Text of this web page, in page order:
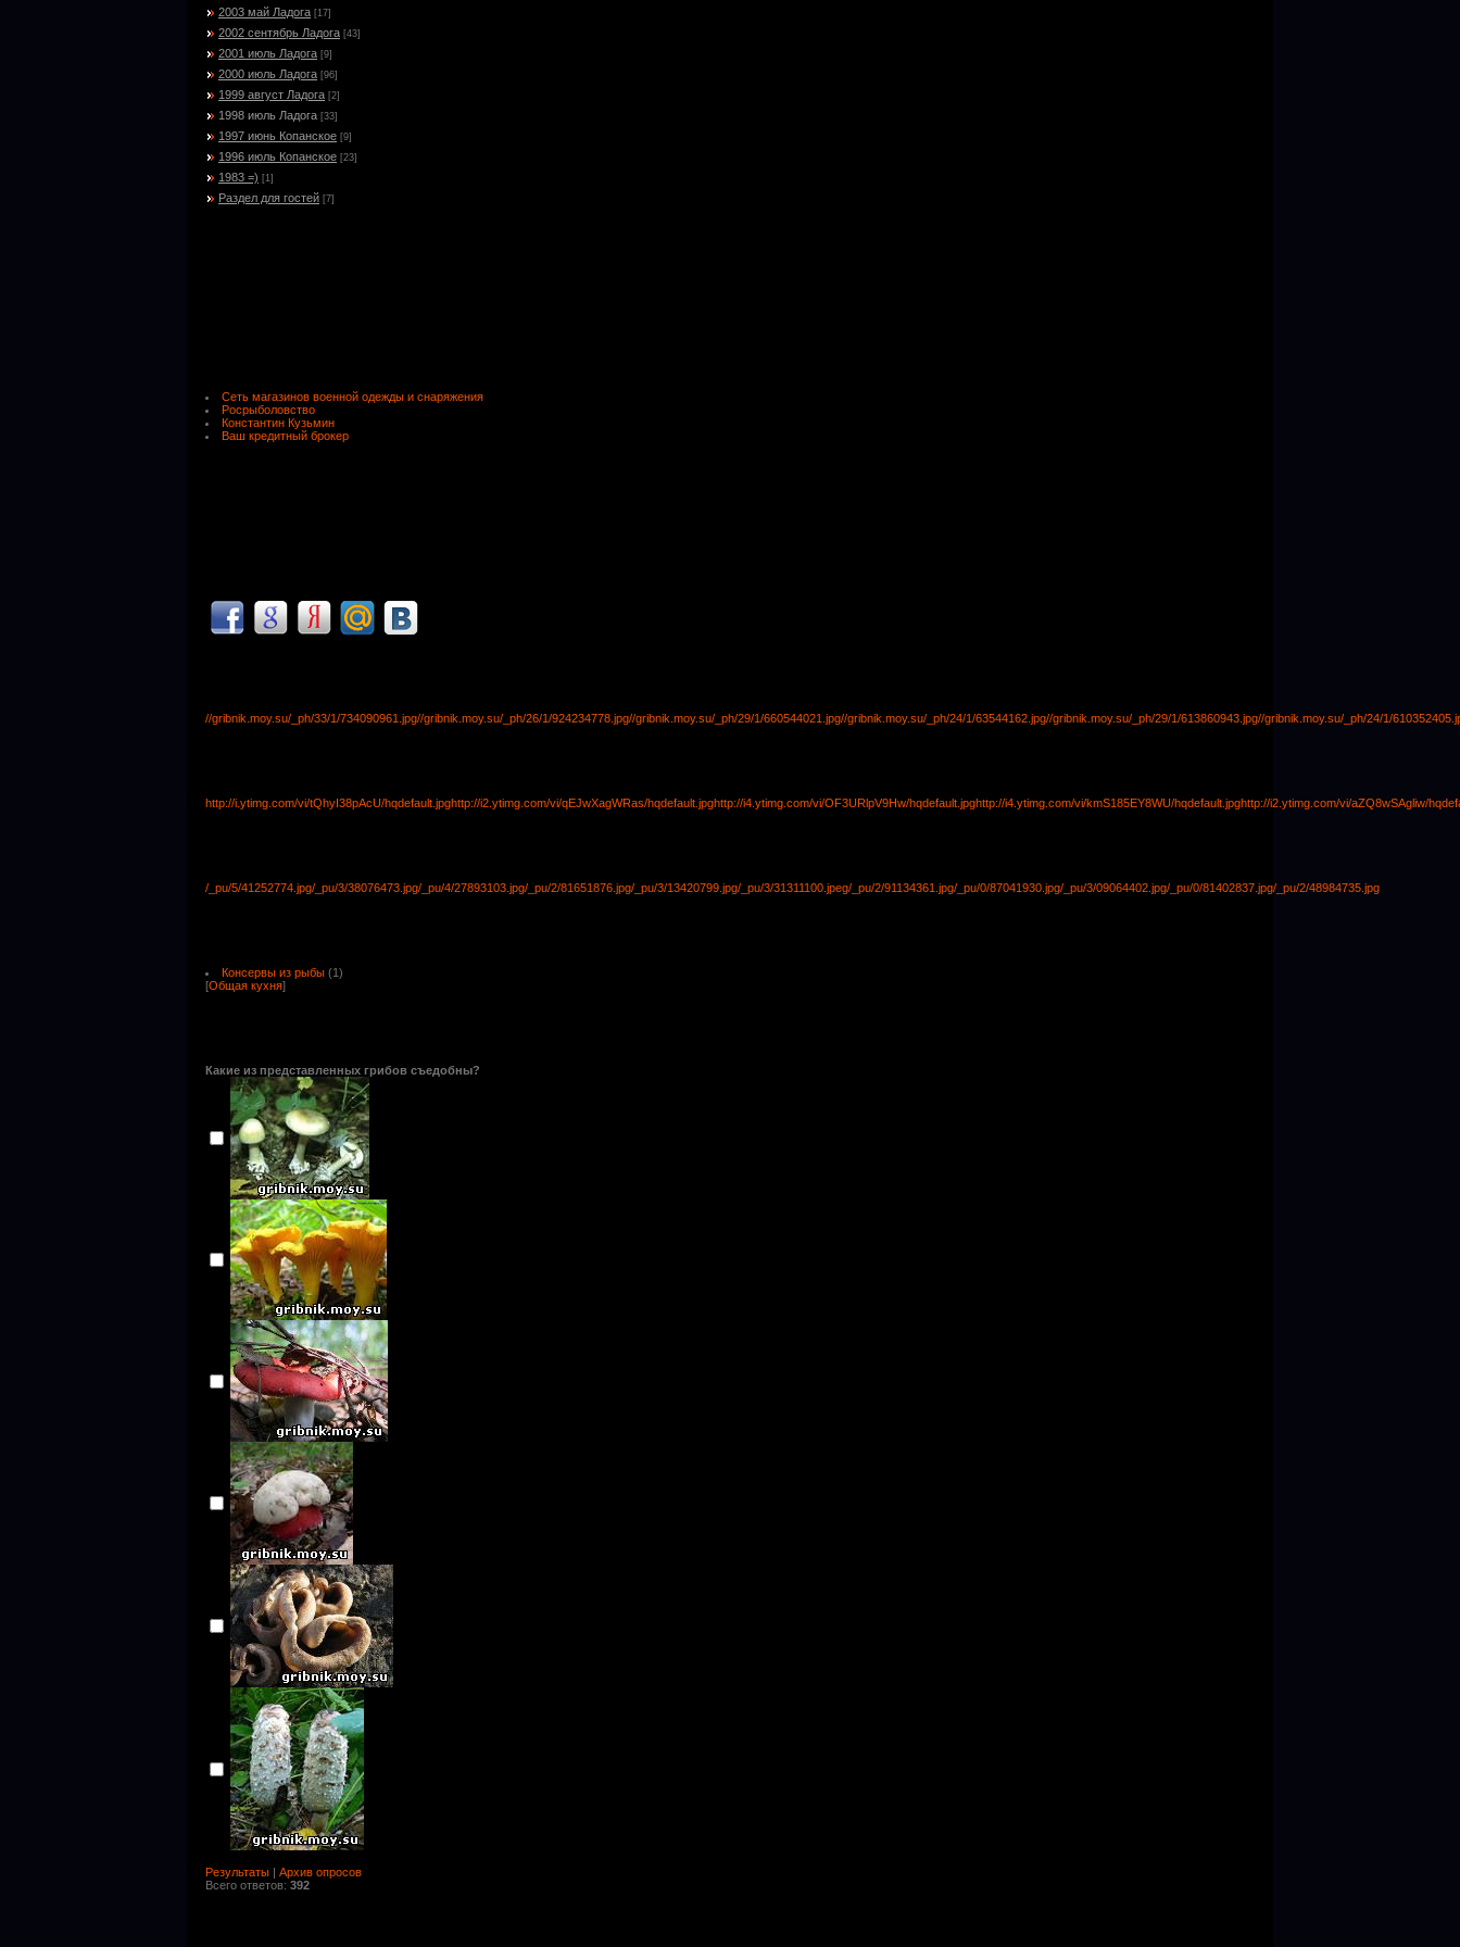
2003 май Ладога [17]
2002 сентябрь Ладога [43]
2001 июль Ладога [9]
2000 июль Ладога [96]
1999 август Ладога [2]
1998 июль Ладога [33]
1997 июнь Копанское [9]
1996 июль Копанское [23]
1983 =) [1]
Раздел для гостей [7]
Сеть магазинов военной одежды и снаряжения
Росрыболовство
Константин Кузьмин
Ваш кредитный брокер
//gribnik.moy.su/_ph/33/1/734090961.jpg//gribnik.moy.su/_ph/26/1/924234778.jpg//gribnik.moy.su/_ph/29/1/660544021.jpg//gribnik.moy.su/_ph/24/1/63544162.jpg//gribnik.moy.su/_ph/29/1/613860943.jpg//gribnik.moy.su/_ph/24/1/
http://i.ytimg.com/vi/tQhyI38pAcU/hqdefault.jpghttp://i2.ytimg.com/vi/qEJwXagWRas/hqdefault.jpghttp://i4.ytimg.com/vi/OF3URlpV9Hw/hqdefault.jpghttp://i4.ytimg.com/vi/kmS185EY8WU/hqdefault.jpghttp://i2.ytimg.com/vi/aZQ8wSAgliw/
/_pu/5/41252774.jpg/_pu/3/38076473.jpg/_pu/4/27893103.jpg/_pu/2/81651876.jpg/_pu/3/13420799.jpg/_pu/3/31311100.jpeg/_pu/2/91134361.jpg/_pu/0/87041930.jpg/_pu/3/09064402.jpg/_pu/0/81402837.jpg/_pu/2/48984735.jpg
Консервы из рыбы (1)
[Общая кухня]
Какие из представленных грибов съедобны?
Результаты | Архив опросов
Всего ответов: 392